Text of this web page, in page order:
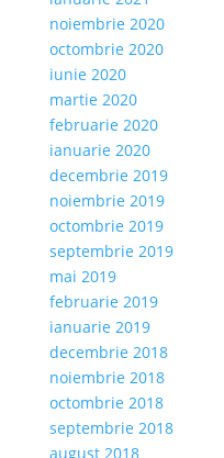
noiembrie 2020
octombrie 2020
iunie 2020
martie 2020
februarie 2020
ianuarie 2020
decembrie 2019
noiembrie 2019
octombrie 2019
septembrie 2019
mai 2019
februarie 2019
ianuarie 2019
decembrie 2018
noiembrie 2018
octombrie 2018
septembrie 2018
august 2018